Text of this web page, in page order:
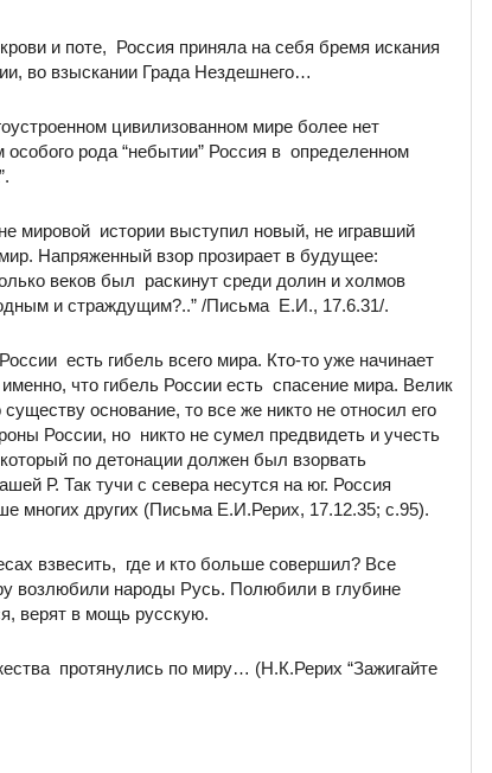
и поте, Россия приняла на себя бремя искания
во взыскании Града Нездешнего…
цивилизованном мире более нет
рода “небытии” Россия в определенном
мировой истории выступил новый, не игравший
Напряженный взор прозирает в будущее:
веков был раскинут среди долин и холмов
и страждущим?..” /Письма Е.И., 17.6.31/.
есть гибель всего мира. Кто-то уже начинает
что гибель России есть спасение мира. Велик
основание, то все же никто не относил его
России, но никто не сумел предвидеть и учесть
по детонации должен был взорвать
Р. Так тучи с севера несутся на юг. Россия
многих других (Письма Е.И.Рерих, 17.12.35; с.95).
взвесить, где и кто больше совершил? Все
возлюбили народы Русь. Полюбили в глубине
верят в мощь русскую.
протянулись по миру… (Н.К.Рерих “Зажигайте